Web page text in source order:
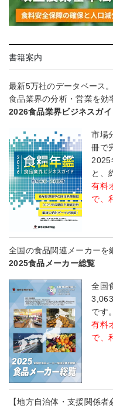
書籍案内
最新5万社のデータベース。
食品業界の分析・営業を効
2026食品業界ビジネスガイ
市場
冊で
2025
と、
有料
で、
全国の食品関連メーカー
2025食品メーカー総覧
全国
です。
有料
で、
【地方自治体・支援関係者